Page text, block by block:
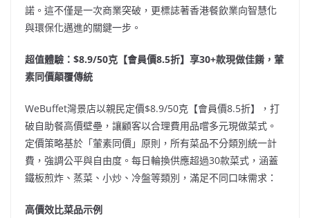
諾。這不僅是一次商業突破，更標誌著香港餐飲業向智慧化
與環保化邁進的關鍵一步。
超值體驗：$8.9/50克【會員價8.5折】享30+款現做佳餚，葷
素同價顛覆傳統
WeBuffet灣景店以親民定價$8.9/50克【會員價8.5折】，打
破自助餐高價壁壘，讓顧客以合理費用品嚐多元現做菜式。
定價策略基於「葷素同價」原則，所有菜品不分類別統一計
費，強調公平與自由度。每日輪換供應超過30款菜式，涵蓋
鐵板煎炸、蒸菜、小炒、冷盤等類別，滿足不同口味需求：
高價效比菜品示例